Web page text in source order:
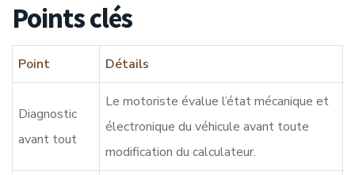
Points clés
Point Détails
Diagnostic
avant tout
Le motoriste évalue l’état mécanique et
électronique du véhicule avant toute
modification du calculateur.